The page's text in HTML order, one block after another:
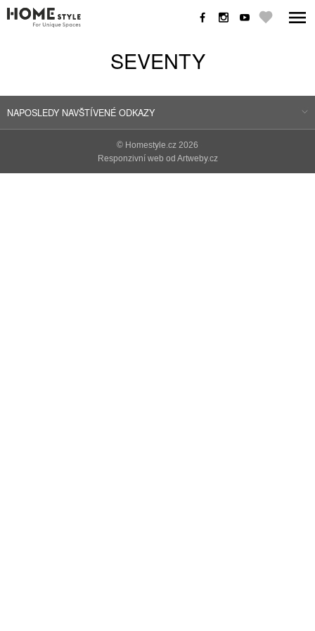
SEVENTY
NAPOSLEDY NAVŠTÍVENÉ ODKAZY
© Homestyle.cz 2026
Responzivní web od Artweby.cz